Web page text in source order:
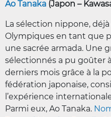
Ao Tanaka (Japon –
La sélection nippone,
Olympiques en tant que
une sacrée armada. Une
sélectionnés a pu goûter
derniers mois grâce à la
fédération japonaise,
l’expérience
Parmi eux, Ao Tanaka.